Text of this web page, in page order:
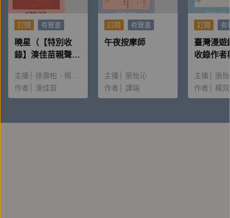
訂閱 有聲書
曉星（【特別收
錄】湊佳苗親聲朗
主播 徐壽柏
楊雅淳
作者
湊佳苗
訂閱 有聲書
午夜按摩師
主播
張怡沁
作者
譚端
訂閱 有
臺灣漫遊
收錄作者
主播
張
作者
楊